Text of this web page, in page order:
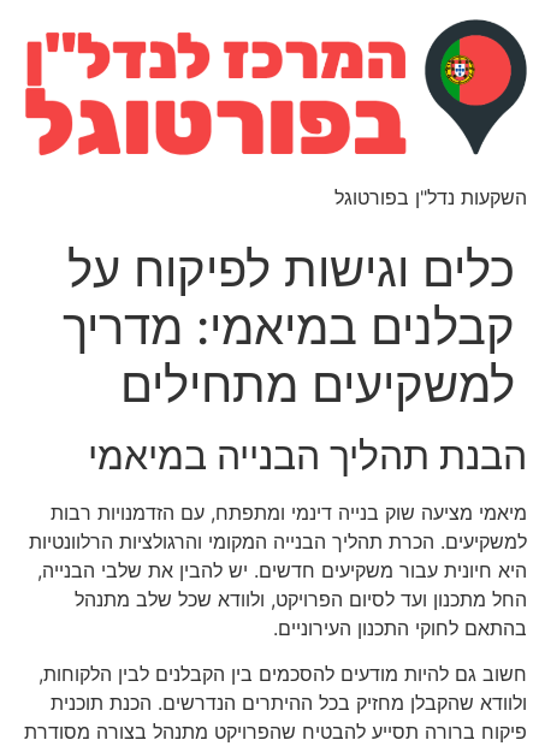
השקעות נדל"ן בפורטוגל
כלים וגישות לפיקוח על
קבלנים במיאמי: מדריך
למשקיעים מתחילים
הבנת תהליך הבנייה במיאמי
מיאמי מציעה שוק בנייה דינמי ומתפתח, עם הזדמנויות רבות
למשקיעים. הכרת תהליך הבנייה המקומי והרגולציות הרלוונטיות
היא חיונית עבור משקיעים חדשים. יש להבין את שלבי הבנייה,
החל מתכנון ועד לסיום הפרויקט, ולוודא שכל שלב מתנהל
בהתאם לחוקי התכנון העירוניים.
חשוב גם להיות מודעים להסכמים בין הקבלנים לבין הלקוחות,
ולוודא שהקבלן מחזיק בכל ההיתרים הנדרשים. הכנת תוכנית
פיקוח ברורה תסייע להבטיח שהפרויקט מתנהל בצורה מסודרת